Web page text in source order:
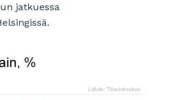
jatkuessa